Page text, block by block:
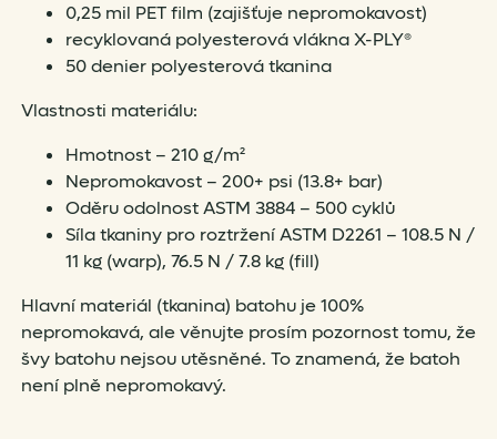
0,25 mil PET film (zajišťuje nepromokavost)
recyklovaná polyesterová vlákna X-PLY®
50 denier polyesterová tkanina
Vlastnosti materiálu:
Hmotnost – 210 g/m²
Nepromokavost – 200+ psi (13.8+ bar)
Oděru odolnost ASTM 3884 – 500 cyklů
Síla tkaniny pro roztržení ASTM D2261 – 108.5 N /
11 kg (warp), 76.5 N / 7.8 kg (fill)
Hlavní materiál (tkanina) batohu je 100%
nepromokavá, ale věnujte prosím pozornost tomu, že
švy batohu nejsou utěsněné. To znamená, že batoh
není plně nepromokavý.